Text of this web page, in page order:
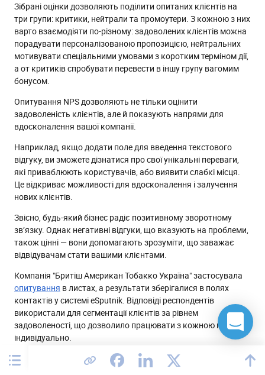
Зібрані оцінки дозволяють поділити опитаних клієнтів на
три групи: критики, нейтрали та промоутери. З кожною з них
варто взаємодіяти по-різному: задоволених клієнтів можна
порадувати персоналізованою пропозицією, нейтральних
мотивувати спеціальними умовами з коротким терміном дії,
а от критиків спробувати перевести в іншу групу вагомим
бонусом.
Опитування NPS дозволяють не тільки оцінити
задоволеність клієнтів, але й показують напрями для
вдосконалення вашої компанії.
Наприклад, якщо додати поле для введення текстового
відгуку, ви зможете дізнатися про свої унікальні переваги,
які приваблюють користувачів, або виявити слабкі місця.
Це відкриває можливості для вдосконалення і залучення
нових клієнтів.
Звісно, будь-який бізнес радіє позитивному зворотному
зв’язку. Однак негативні відгуки, що вказують на проблеми,
також цінні — вони допомагають зрозуміти, що заважає
відвідувачам стати вашими клієнтами.
Компанія "Бритіш Американ Тобакко Україна" застосувала
опитування в листах, а результати зберігалися в полях
контактів у системі eSputnik. Відповіді респондентів
використали для сегментації клієнтів за рівнем
задоволеності, що дозволило працювати з кожною групою
індивідуально.